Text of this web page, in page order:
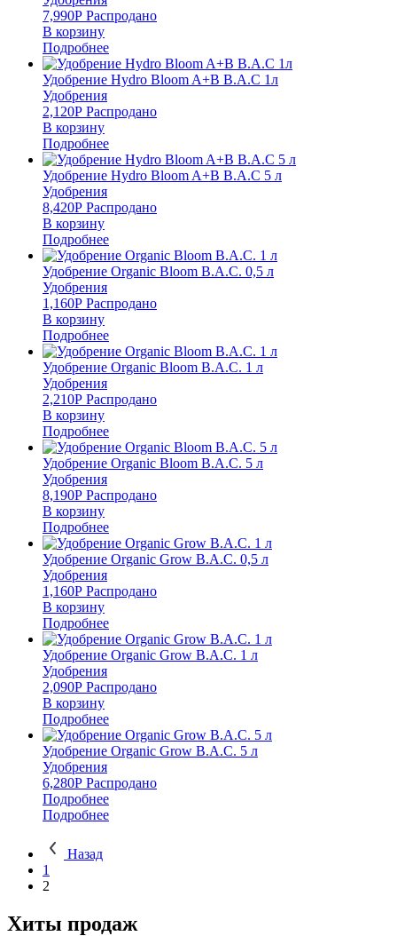
7,990Р Распродано
В корзину
Подробнее
Удобрение Hydro Bloom A+B B.A.C 1л
Удобрения
2,120Р Распродано
В корзину
Подробнее
Удобрение Hydro Bloom A+B B.A.C 5 л
Удобрения
8,420Р Распродано
В корзину
Подробнее
Удобрение Organic Bloom B.A.C. 0,5 л
Удобрения
1,160Р Распродано
В корзину
Подробнее
Удобрение Organic Bloom B.A.C. 1 л
Удобрения
2,210Р Распродано
В корзину
Подробнее
Удобрение Organic Bloom B.A.C. 5 л
Удобрения
8,190Р Распродано
В корзину
Подробнее
Удобрение Organic Grow B.A.C. 0,5 л
Удобрения
1,160Р Распродано
В корзину
Подробнее
Удобрение Organic Grow B.A.C. 1 л
Удобрения
2,090Р Распродано
В корзину
Подробнее
Удобрение Organic Grow B.A.C. 5 л
Удобрения
6,280Р Распродано
Подробнее
Подробнее
Назад
1
2
Хиты продаж